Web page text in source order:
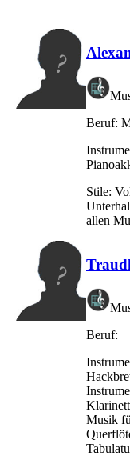
Beruf:
Stile:
allen
Beruf:
Musik